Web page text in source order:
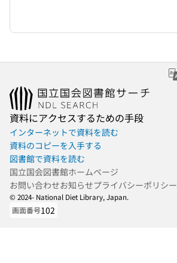
資料にアクセスするための手段
インターネットで資料を読む
資料のコピーを入手する
図書館で資料を読む
国立国会図書館ホームページ
お問い合わせお知らせプライバシーポリシー
© 2024- National Diet Library, Japan.
画面番号102